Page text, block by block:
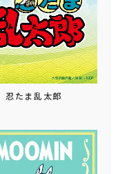
忍たま乱太郎